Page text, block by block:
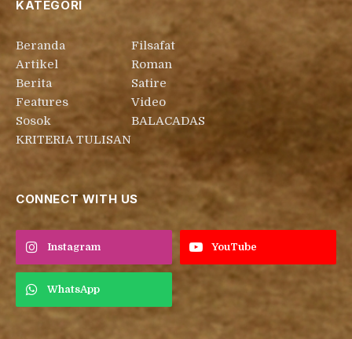
KATEGORI
Beranda
Artikel
Berita
Features
Sosok
KRITERIA TULISAN
Filsafat
Roman
Satire
Video
BALACADAS
CONNECT WITH US
Instagram YouTube
WhatsApp